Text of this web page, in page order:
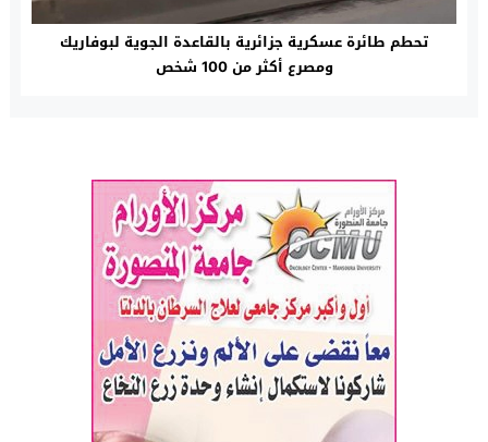
تحطم طائرة عسكرية جزائرية بالقاعدة الجوية لبوفاريك
ومصرع أكثر من 100 شخص